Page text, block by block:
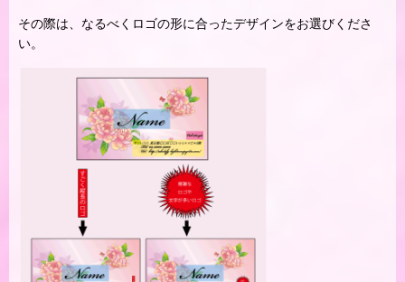
その際は、なるべくロゴの形に合ったデザインをお選びくださ
い。